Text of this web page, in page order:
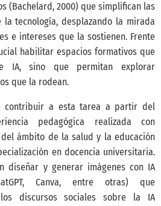
(Bachelard, 2000) que simplifican las
tecnología, desplazando la mirada
e intereses que la sostienen. Frente
habilitar espacios formativos que
IA, sino que permitan explorar
que la rodean.
contribuir a esta tarea a partir del
pedagógica realizada con
ámbito de la salud y la educación
en docencia universitaria.
diseñar y generar imágenes con IA
Canva, entre otras) que
discursos sociales sobre la IA